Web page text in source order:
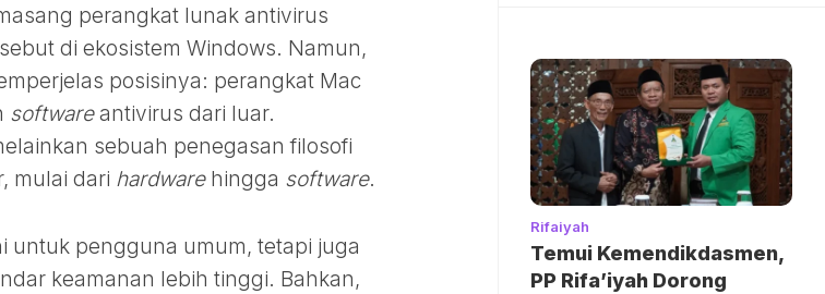
perangkat lunak antivirus
di ekosistem Windows. Namun,
posisinya: perangkat Mac
softwareantivirus dari luar.
sebuah penegasan filosofi
mulai dari hardwarehingga software.
untuk pengguna umum, tetapi juga
keamanan lebih tinggi. Bahkan,
Rifaiyah
Temui Kemendikdasmen,
PP Rifa’iyah Dorong